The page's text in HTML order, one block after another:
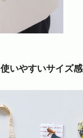
使いやすいサイズ感